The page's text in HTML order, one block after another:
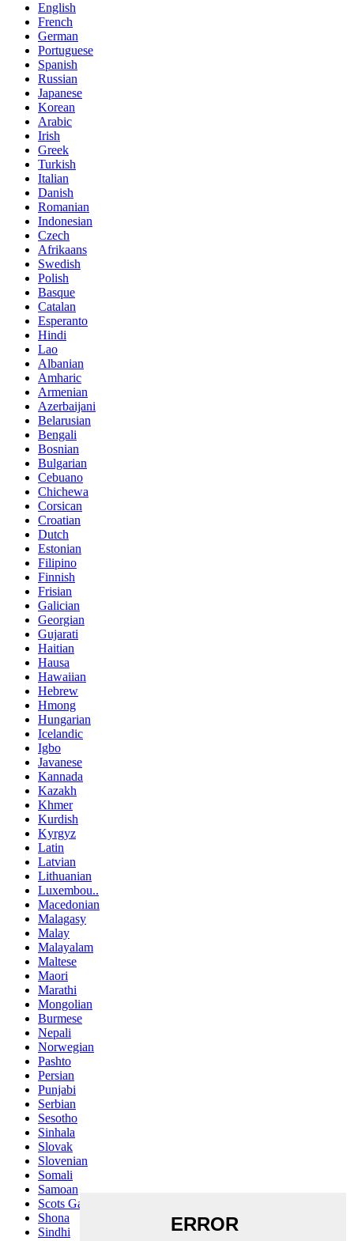
English
French
German
Portuguese
Spanish
Russian
Japanese
Korean
Arabic
Irish
Greek
Turkish
Italian
Danish
Romanian
Indonesian
Czech
Afrikaans
Swedish
Polish
Basque
Catalan
Esperanto
Hindi
Lao
Albanian
Amharic
Armenian
Azerbaijani
Belarusian
Bengali
Bosnian
Bulgarian
Cebuano
Chichewa
Corsican
Croatian
Dutch
Estonian
Filipino
Finnish
Frisian
Galician
Georgian
Gujarati
Haitian
Hausa
Hawaiian
Hebrew
Hmong
Hungarian
Icelandic
Igbo
Javanese
Kannada
Kazakh
Khmer
Kurdish
Kyrgyz
Latin
Latvian
Lithuanian
Luxembou..
Macedonian
Malagasy
Malay
Malayalam
Maltese
Maori
Marathi
Mongolian
Burmese
Nepali
Norwegian
Pashto
Persian
Punjabi
Serbian
Sesotho
Sinhala
Slovak
Slovenian
Somali
Samoan
Scots Gaelic
Shona
Sindhi